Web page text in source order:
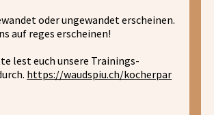
oder ungewandet erscheinen.
auf reges erscheinen!
lest euch unsere Trainings-
https://waudspiu.ch/kocherpar